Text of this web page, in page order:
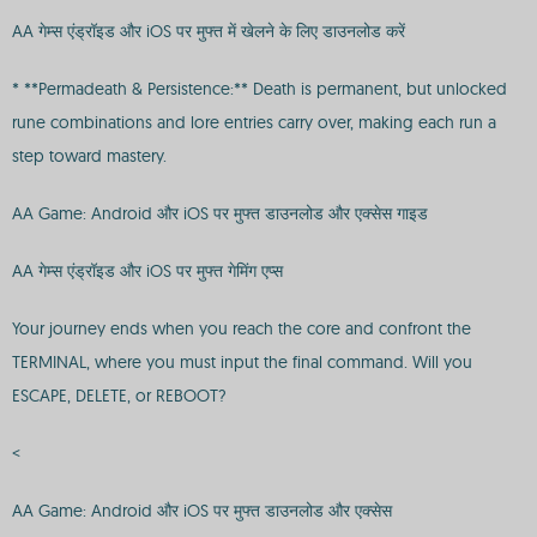
AA गेम्स एंड्रॉइड और iOS पर मुफ्त में खेलने के लिए डाउनलोड करें
* **Permadeath & Persistence:** Death is permanent, but unlocked
rune combinations and lore entries carry over, making each run a
step toward mastery.
AA Game: Android और iOS पर मुफ्त डाउनलोड और एक्सेस गाइड
AA गेम्स एंड्रॉइड और iOS पर मुफ्त गेमिंग एप्स
Your journey ends when you reach the core and confront the
TERMINAL, where you must input the final command. Will you
ESCAPE, DELETE, or REBOOT?
<
AA Game: Android और iOS पर मुफ्त डाउनलोड और एक्सेस